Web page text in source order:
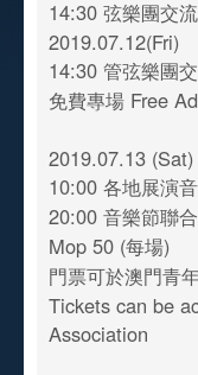
14:30 弦樂團交
2019.07.12(Fri)
14:30 管弦樂團
免費專場 Free
2019.07.13 (Sat)
10:00 各地展演
20:00 音樂節聯
Mop 50 (每場)
門票可於澳門青
Tickets can be
Association